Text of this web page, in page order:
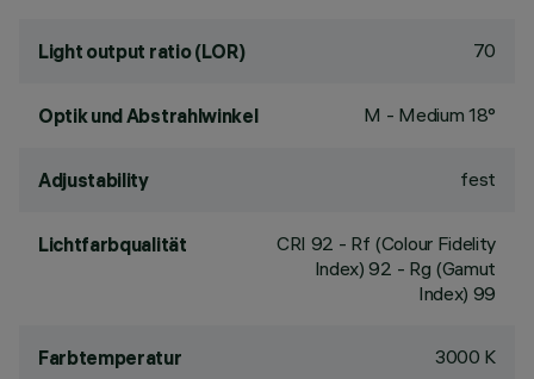
Light output ratio (LOR) 70
Optik und Abstrahlwinkel M - Medium 18°
Adjustability fest
Lichtfarbqualität CRI 92 - Rf (Colour Fidelity
Index) 92 - Rg (Gamut
Index) 99
Farbtemperatur 3000 K